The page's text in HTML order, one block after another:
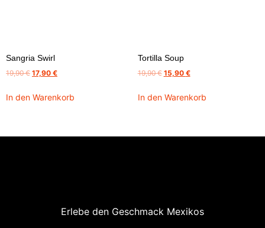
Sangria Swirl
19,90€ 17,90 €
In den Warenkorb
Tortilla Soup
19,90€ 15,90 €
In den Warenkorb
Erlebe den Geschmack Mexikos